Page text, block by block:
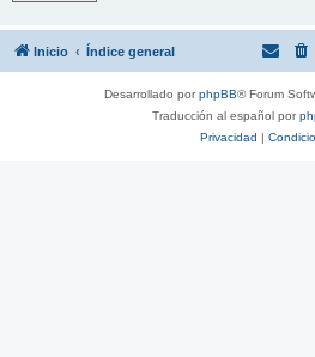
Inicio Índice general
Desarrollado porphpBB® Forum
Traducción al español por
Privacidad |